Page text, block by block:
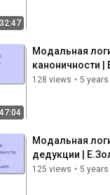
Модальная
каноничности |
128 views • 5
Модальная
дедукции |
125 views • 5